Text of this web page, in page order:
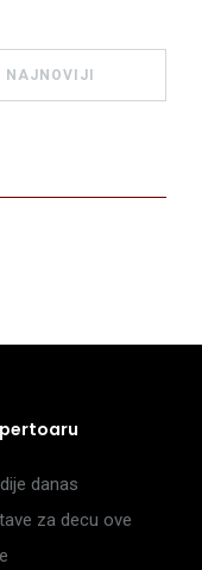
NAJNOVIJI
danas
za decu ove